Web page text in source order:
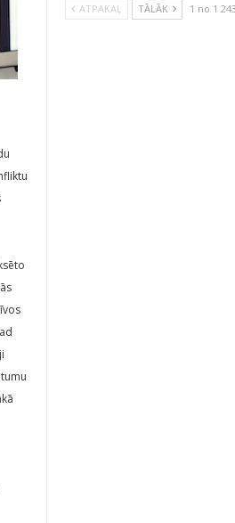
ATPAKAĻ TĀLĀK 1 no 1 243